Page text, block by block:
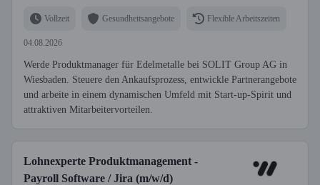
Vollzeit Gesundheitsangebote Flexible Arbeitszeiten
04.08.2026
Werde Produktmanager für Edelmetalle bei SOLIT Group AG in
Wiesbaden. Steuere den Ankaufsprozess, entwickle Partnerangebote
und arbeite in einem dynamischen Umfeld mit Start-up-Spirit und
attraktiven Mitarbeitervorteilen.
Lohnexperte Produktmanagement -
Payroll Software / Jira (m/w/d)